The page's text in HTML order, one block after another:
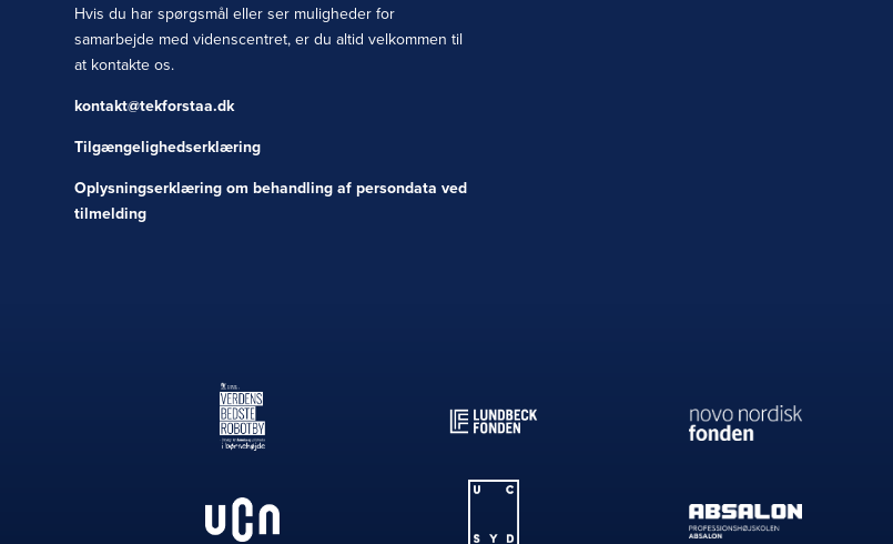
Hvis du har spørgsmål eller ser muligheder for
samarbejde med videnscentret, er du altid velkommen til
at kontakte os.
kontakt@tekforstaa.dk
Tilgængelighedserklæring
Oplysningserklæring om behandling af persondata ved
tilmelding